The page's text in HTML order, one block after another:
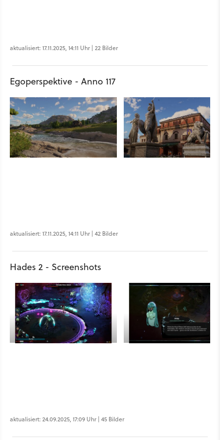
aktualisiert: 17.11.2025, 14:11 Uhr | 22 Bilder
Egoperspektive - Anno 117
aktualisiert: 17.11.2025, 14:11 Uhr | 42 Bilder
Hades 2 - Screenshots
aktualisiert: 24.09.2025, 17:09 Uhr | 45 Bilder